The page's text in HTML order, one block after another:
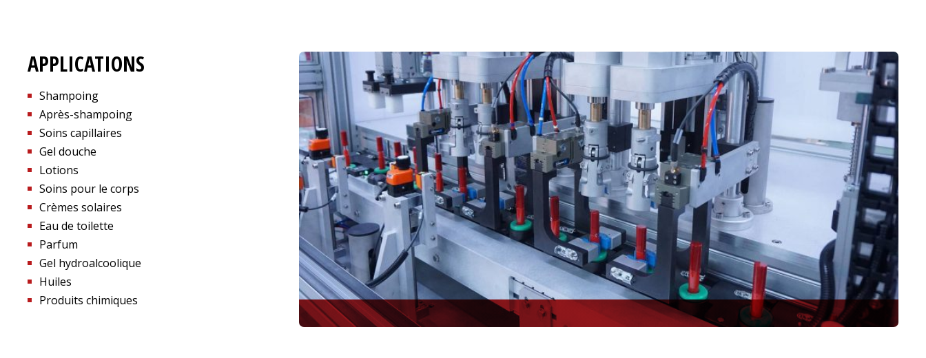
APPLICATIONS
Shampoing
Après-shampoing
Soins capillaires
Gel douche
Lotions
Soins pour le corps
Crèmes solaires
Eau de toilette
Parfum
Gel hydroalcoolique
Huiles
Produits chimiques